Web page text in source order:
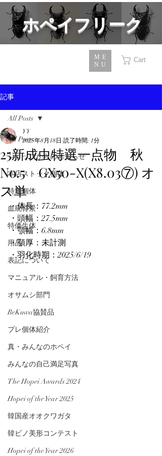
​ホペイフリーク
ME
NU
Cart
記事
All Posts
ショップからのお知らせ
本店ストック個体
特選個体
血統背景
特価生体
用品
表記について
マニュアル・飼育方法
オサムシ部門
BeKuwa協賛品
プレ個体紹介
真・みんなのホペイ
みんなの自己満足写真
The Hopei Awards 2024
Hopei of the Year 2025
韓国産オオクワガタ
韓ビノ美形コンテスト
Hopei of the Year 2026
All Posts
25新成虫特選一点物 秋
No.5 GX50-X(X8.03⑦) オ
ス単
YY
2025年8月18日 読了時間: 1分
・体長：77.2mm
・頭幅：27.5mm
・顎幅：6.8mm
・顎厚：未計測
・羽化時期：2025/6/19